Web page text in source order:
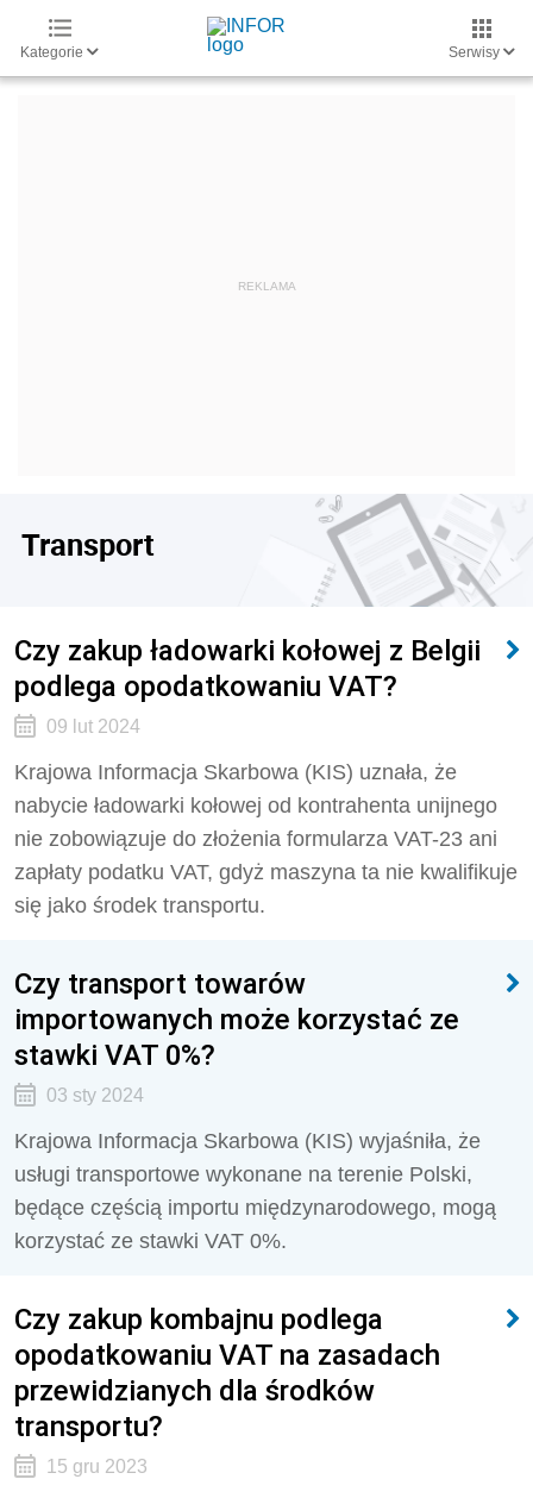
Kategorie Serwisy
Transport
Czy zakup ładowarki kołowej z Belgii
podlega opodatkowaniu VAT?
09 lut 2024
Krajowa Informacja Skarbowa (KIS) uznała, że
nabycie ładowarki kołowej od kontrahenta unijnego
nie zobowiązuje do złożenia formularza VAT-23 ani
zapłaty podatku VAT, gdyż maszyna ta nie kwalifikuje
się jako środek transportu.
Czy transport towarów
importowanych może korzystać ze
stawki VAT 0%?
03 sty 2024
Krajowa Informacja Skarbowa (KIS) wyjaśniła, że
usługi transportowe wykonane na terenie Polski,
będące częścią importu międzynarodowego, mogą
korzystać ze stawki VAT 0%.
Czy zakup kombajnu podlega
opodatkowaniu VAT na zasadach
przewidzianych dla środków
transportu?
15 gru 2023